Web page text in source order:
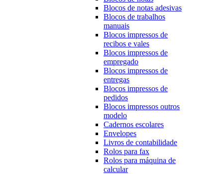
Blocos de notas adesivas
Blocos de trabalhos
manuais
Blocos impressos de
recibos e vales
Blocos impressos de
empregado
Blocos impressos de
entregas
Blocos impressos de
pedidos
Blocos impressos outros
modelo
Cadernos escolares
Envelopes
Livros de contabilidade
Rolos para fax
Rolos para máquina de
calcular